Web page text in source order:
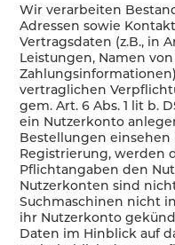
Wir verarbeiten
Adressen sowie
Vertragsdaten (z.B., in
Leistungen, Namen
vertraglichen
gem. Art. 6 Abs. 1 lit b.
ein Nutzerkonto
Bestellungen
Registrierung, werden
Pflichtangaben den
Nutzerkonten sind
Suchmaschinen nicht
ihr Nutzerkonto
Daten im Hinblick auf